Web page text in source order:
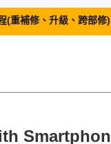
(重補修、升級、跨部修)